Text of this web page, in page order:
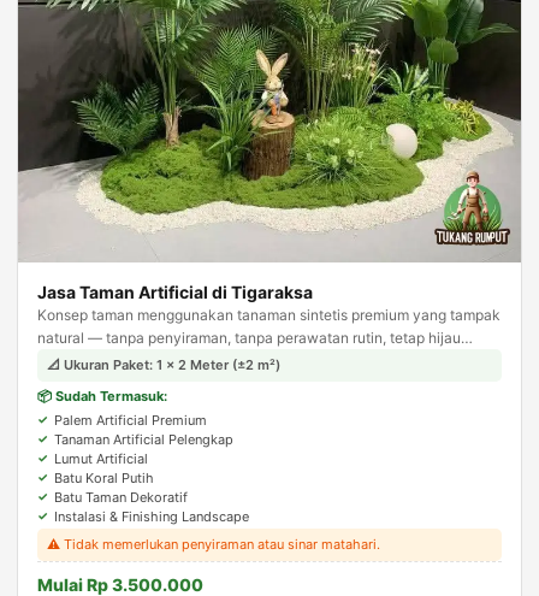
Jasa Taman Artificial di Tigaraksa
Konsep taman menggunakan tanaman sintetis premium yang tampak
natural — tanpa penyiraman, tanpa perawatan rutin, tetap hijau
sepanjang tahun. Solusi ideal untuk area indoor.
📐 Ukuran Paket: 1 × 2 Meter (±2 m²)
📦 Sudah Termasuk:
Palem Artificial Premium
Tanaman Artificial Pelengkap
Lumut Artificial
Batu Koral Putih
Batu Taman Dekoratif
Instalasi & Finishing Landscape
⚠️ Tidak memerlukan penyiraman atau sinar matahari.
Mulai Rp 3.500.000